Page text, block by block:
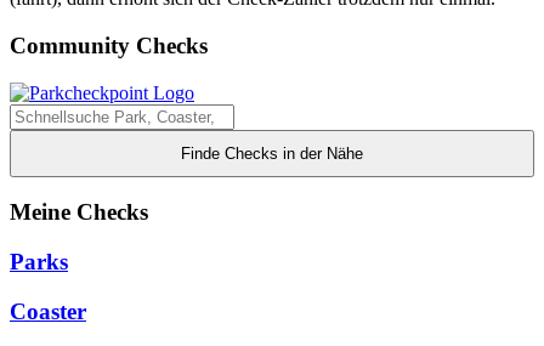
Community Checks
Finde Checks in der Nähe
Meine Checks
Parks
Coaster